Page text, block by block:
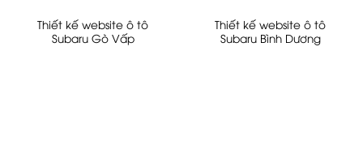
Thiết kế website ô tô
Subaru Gò Vấp
Thiết kế website ô tô
Subaru Bình Dương